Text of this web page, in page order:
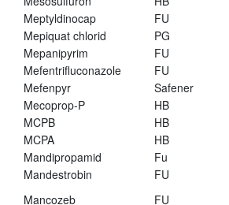
Meptyldinocap
FU
Mepiquat chlorid
PG
Mepanipyrim
FU
Mefentrifluconazole
FU
Mefenpyr
Safener
Mecoprop-P
HB
MCPB
HB
MCPA
HB
Mandipropamid
Fu
Mandestrobin
FU
Mancozeb
FU